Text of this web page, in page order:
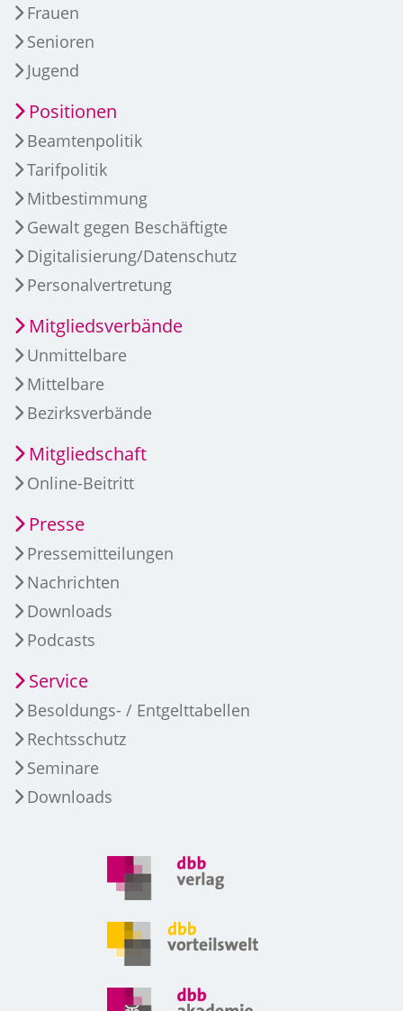
Frauen
Senioren
Jugend
Positionen
Beamtenpolitik
Tarifpolitik
Mitbestimmung
Gewalt gegen Beschäftigte
Digitalisierung/Datenschutz
Personalvertretung
Mitgliedsverbände
Unmittelbare
Mittelbare
Bezirksverbände
Mitgliedschaft
Online-Beitritt
Presse
Pressemitteilungen
Nachrichten
Downloads
Podcasts
Service
Besoldungs- / Entgelttabellen
Rechtsschutz
Seminare
Downloads